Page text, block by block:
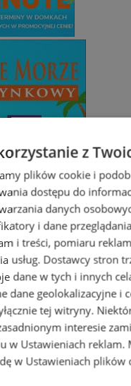
Bałtykiem w
z
plików cookie i
dostępu do
danych
i dane
i treści, pomiaru
usług. Dostawcy stron
dane w tych i innych
dane geolokalizacyjne i
tej witryny.
interesie
w Ustawieniach reklam.
w Ustawieniach plików